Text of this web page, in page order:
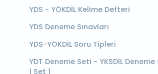
YDS - YÖKDİL Kelime Defteri
YDS Deneme Sınavları
YDS-YÖKDİL Soru Tipleri
YDT Deneme Seti - YKSDİL Deneme
| Set 1